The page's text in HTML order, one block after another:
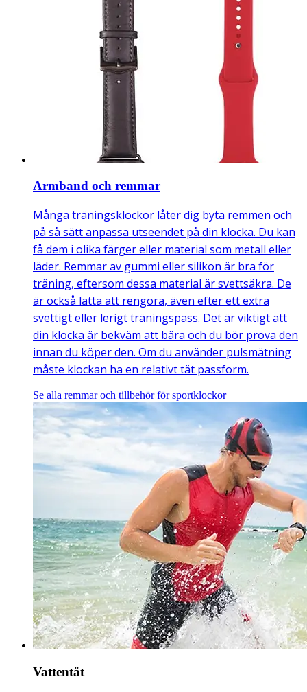
Armband och remmar
Många träningsklockor låter dig byta remmen och
på så sätt anpassa utseendet på din klocka. Du kan
få dem i olika färger eller material som metall eller
läder. Remmar av gummi eller silikon är bra för
träning, eftersom dessa material är svettsäkra. De
är också lätta att rengöra, även efter ett extra
svettigt eller lerigt träningspass. Det är viktigt att
din klocka är bekväm att bära och du bör prova den
innan du köper den. Om du använder pulsmätning
måste klockan ha en relativt tät passform.
Se alla remmar och tillbehör för sportklockor
Vattentät